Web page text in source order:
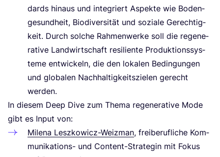
dards hin­aus und inte­griert Aspek­te wie Boden­
ge­sund­heit, Bio­di­ver­si­tät und sozia­le Gerech­tig­
keit. Durch sol­che Rah­men­wer­ke soll die rege­ne­
ra­ti­ve Land­wirt­schaft resi­li­en­te Pro­duk­ti­ons­sys­
te­me ent­wi­ckeln, die den loka­len Bedin­gun­gen
und glo­ba­len Nach­hal­tig­keits­zie­len gerecht
werden.
In die­sem Deep Dive zum The­ma rege­ne­ra­ti­ve Mode
gibt es Input von:
Mile­na Lesz­ko­wicz-Weiz­man, frei­be­ruf­li­che Kom­
mu­ni­ka­ti­ons- und Con­tent-Stra­te­gin mit Fokus